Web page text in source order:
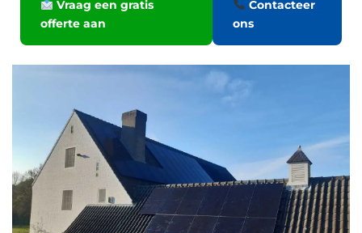
Vraag een gratis
offerte aan
Contacteer
ons